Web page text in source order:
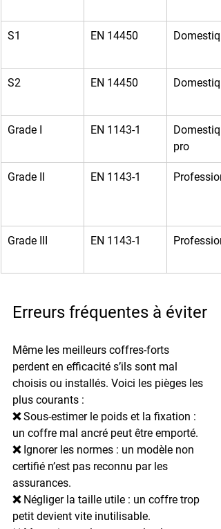
S1 EN 14450
S2 EN 14450
Grade I EN 1143-1
pro
Grade II EN 1143-1
Grade III EN 1143-1
Erreurs fréquentes à éviter
Même les meilleurs coffres-forts
perdent en efficacité s’ils sont mal
choisis ou installés. Voici les pièges les
plus courants :
❌ Sous-estimer le poids et la fixation :
un coffre mal ancré peut être emporté.
❌ Ignorer les normes : un modèle non
certifié n’est pas reconnu par les
assurances.
❌ Négliger la taille utile : un coffre trop
petit devient vite inutilisable.